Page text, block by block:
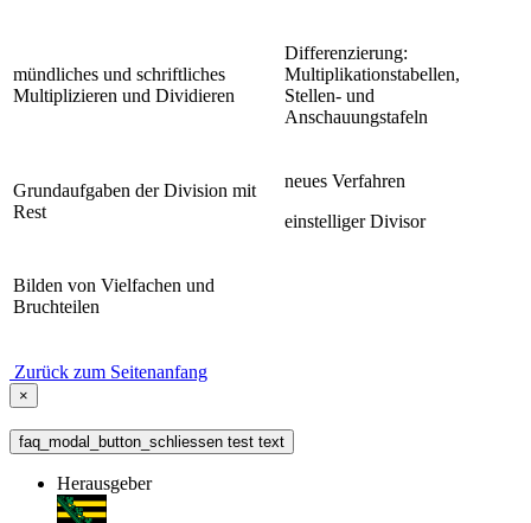
mündliches und schriftliches
Multiplizieren und Dividieren
Differenzierung:
Multiplikationstabellen,
Stellen- und
Anschauungstafeln
Grundaufgaben der Division mit
Rest
neues Verfahren
einstelliger Divisor
Bilden von Vielfachen und
Bruchteilen
Zurück zum Seitenanfang
×
faq_modal_button_schliessen test text
Herausgeber